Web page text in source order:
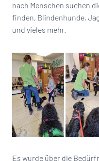
nach Menschen suchen
finden, Blindenhunde,
und vieles mehr.
Es wurde über die